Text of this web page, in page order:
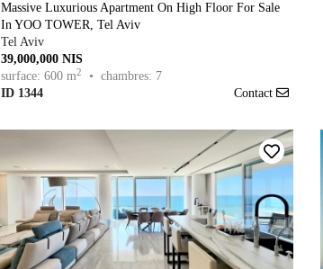
Massive Luxurious Apartment On High Floor For Sale
In YOO TOWER, Tel Aviv
Tel Aviv
39,000,000 NIS
surface: 600 m2
• chambres: 7
ID 1344
Contact